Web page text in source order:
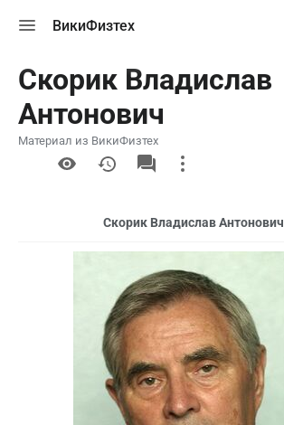
меню
ВикиФизтех
Скорик Владислав
Антонович
Материал из ВикиФизтех
More
actions
Скорик Владислав Антонович